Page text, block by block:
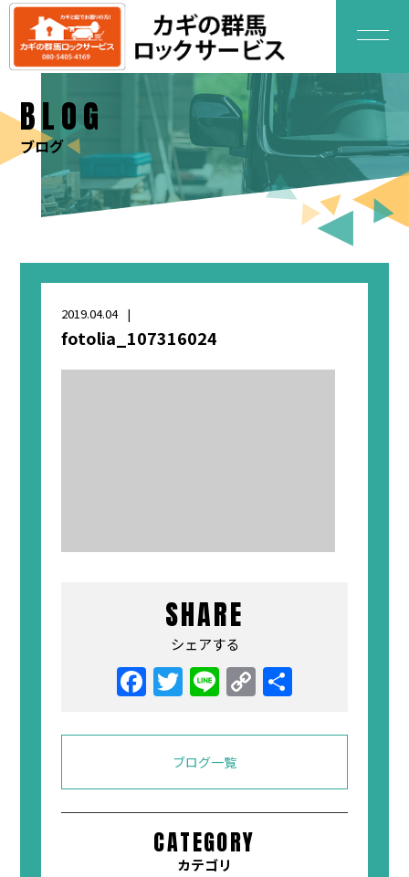
BLOG
ブログ
2019.04.04
fotolia_107316024
SHARE
シェアする
Facebook
Twitter
LineCopy
ブログ一覧
CATEGORY
カテゴリ